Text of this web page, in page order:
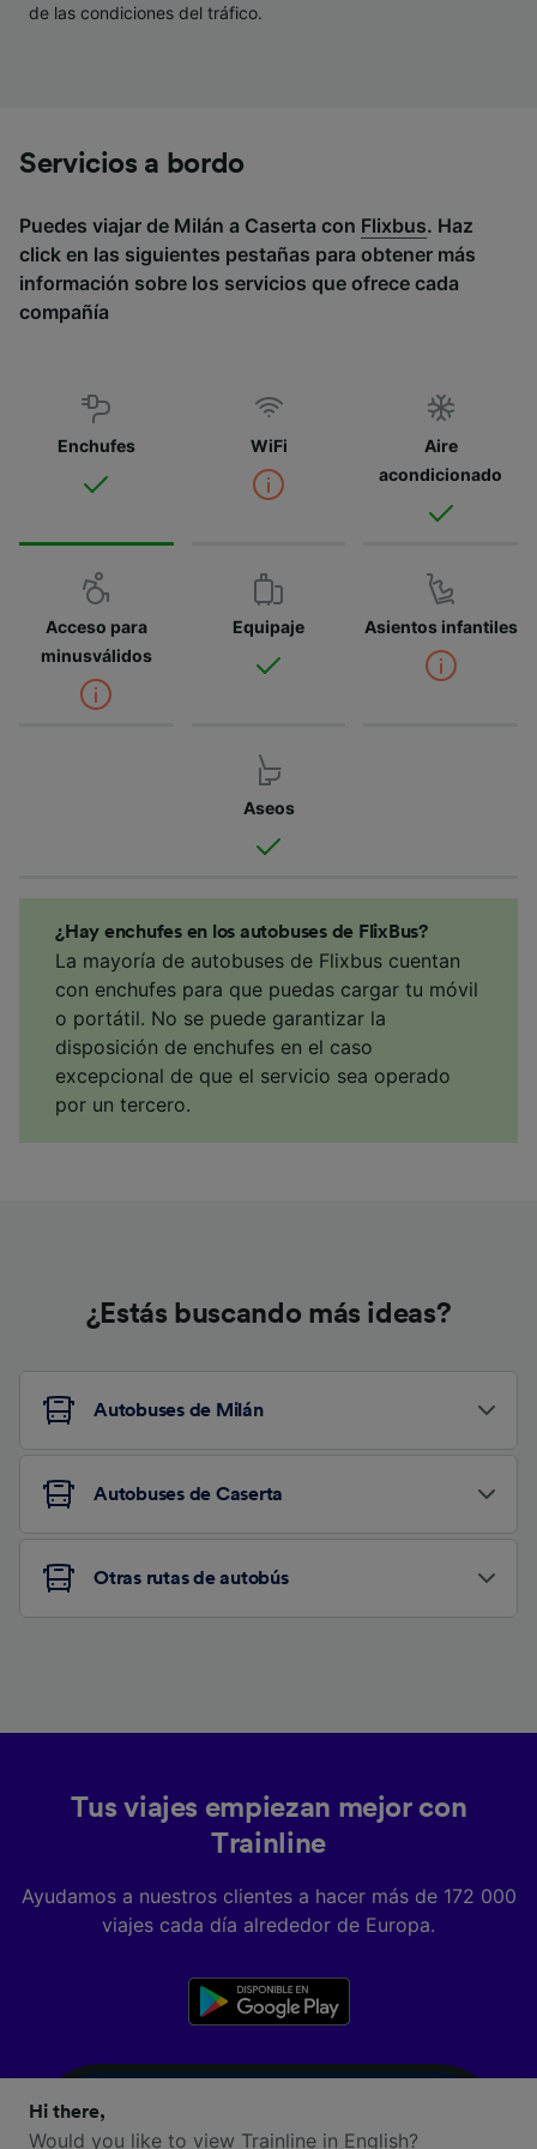
de las condiciones del tráfico.
Servicios a bordo
Puedes viajar de Milán a Caserta con Flixbus. Haz
click en las siguientes pestañas para obtener más
información sobre los servicios que ofrece cada
compañía
Enchufes WiFi
Aire
acondicionado
Acceso para
minusválidos
Equipaje Asientos infantiles
Aseos
¿Hay enchufes en los autobuses de FlixBus?
La mayoría de autobuses de Flixbus cuentan
con enchufes para que puedas cargar tu móvil
o portátil. No se puede garantizar la
disposición de enchufes en el caso
excepcional de que el servicio sea operado
por un tercero.
¿Estás buscando más ideas?
Autobuses de Milán
Autobuses de Caserta
Otras rutas de autobús
Tus viajes empiezan mejor con
Trainline
Ayudamos a nuestros clientes a hacer más de 172 000
viajes cada día alrededor de Europa.
Hi there,
Would you like to view Trainline in English?